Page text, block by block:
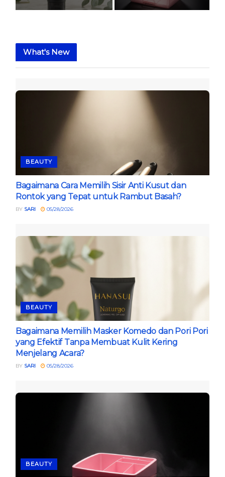
What's New
BEAUTY
Bagaimana Cara Memilih Sisir Anti Kusut dan
Rontok yang Tepat untuk Rambut Basah?
BY SARI 05/28/2026
BEAUTY
Bagaimana Memilih Masker Komedo dan Pori Pori
yang Efektif Tanpa Membuat Kulit Kering
Menjelang Acara?
BY SARI 05/28/2026
BEAUTY